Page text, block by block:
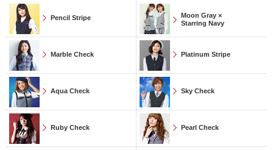
Pencil Stripe
Moon Gray ×
Starring Navy
Marble Check Platinum Stripe
Aqua Check Sky Check
Ruby Check Pearl Check